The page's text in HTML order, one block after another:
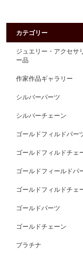
カテゴリー
ジュエリー・アクセサ
ー品
作家作品ギャラリー
シルバーパーツ
シルバーチェーン
ゴールドフィルドパー
ゴールドフィルドチェ
ゴールドフィールドパ
ゴールドフィルドチェ
ゴールドパーツ
ゴールドチェーン
プラチナ